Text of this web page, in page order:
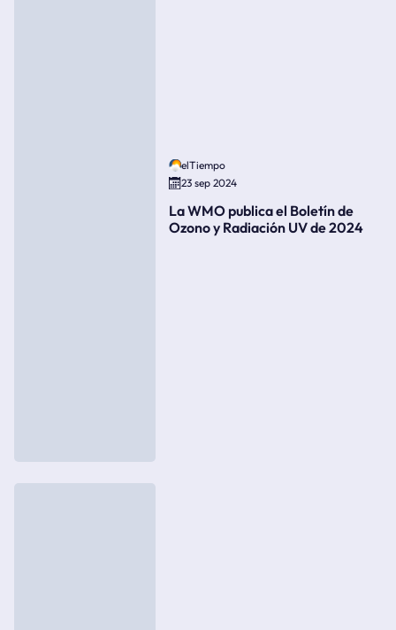
elTiempo
23 sep 2024
La WMO publica el Boletín de
Ozono y Radiación UV de 2024